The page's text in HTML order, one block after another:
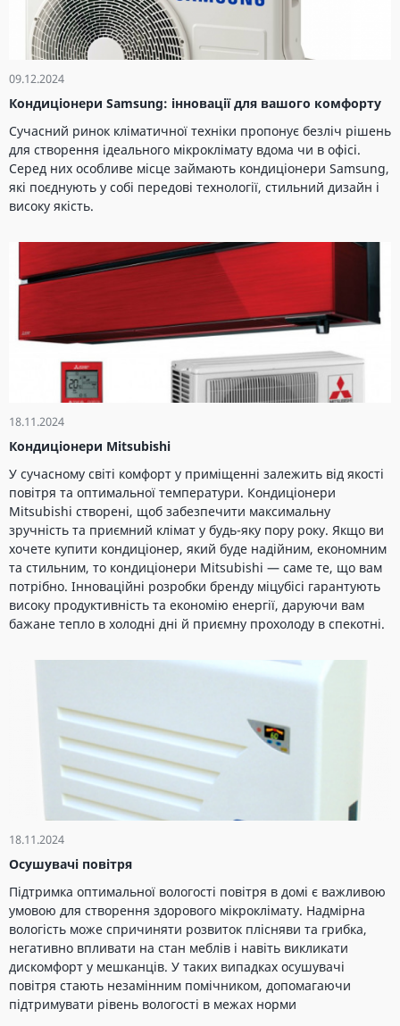
09.12.2024
Кондиціонери Samsung: інновації для вашого комфорту
Сучасний ринок кліматичної техніки пропонує безліч рішень
для створення ідеального мікроклімату вдома чи в офісі.
Серед них особливе місце займають кондиціонери Samsung,
які поєднують у собі передові технології, стильний дизайн і
високу якість.
18.11.2024
Кондиціонери Mitsubishi
У сучасному світі комфорт у приміщенні залежить від якості
повітря та оптимальної температури. Кондиціонери
Mitsubishi створені, щоб забезпечити максимальну
зручність та приємний клімат у будь-яку пору року. Якщо ви
хочете купити кондиціонер, який буде надійним, економним
та стильним, то кондиціонери Mitsubishi — саме те, що вам
потрібно. Інноваційні розробки бренду міцубісі гарантують
високу продуктивність та економію енергії, даруючи вам
бажане тепло в холодні дні й приємну прохолоду в спекотні.
18.11.2024
Осушувачі повітря
Підтримка оптимальної вологості повітря в домі є важливою
умовою для створення здорового мікроклімату. Надмірна
вологість може спричиняти розвиток плісняви та грибка,
негативно впливати на стан меблів і навіть викликати
дискомфорт у мешканців. У таких випадках осушувачі
повітря стають незамінним помічником, допомагаючи
підтримувати рівень вологості в межах норми